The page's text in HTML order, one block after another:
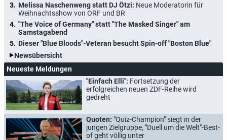
Melissa Naschenweng statt DJ Ötzi: Neue Moderatorin für
Weihnachtsshow von ORF und BR
"The Voice of Germany" statt "The Masked Singer" am
Samstagabend
Dieser "Blue Bloods"-Veteran besucht Spin-off "Boston Blue"
Newsübersicht
Neueste Meldungen
"Einfach Elli": Fortsetzung der
erfolgreichen neuen ZDF-Reihe wird
gedreht
Quoten: "Quiz-Champion" siegt in der
jungen Zielgruppe, "Duell um die Welt"-Best-
of geht völlig unter